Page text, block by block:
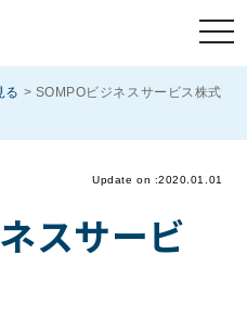
る > SOMPOビジネスサービス株式
Update on :2020.01.01
スサービ